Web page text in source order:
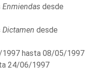
Enmiendas desde
Dictamen desde
hasta 08/05/1997
24/06/1997